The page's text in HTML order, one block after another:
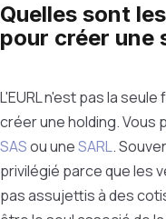
Quelles sont
pour créer une
L'EURL n'est pas la
créer une holding. Vous
SASou uneSARL.
privilégié parce que les
pas assujettis à des